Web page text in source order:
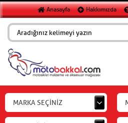
Anasayfa Hakkımızda
MARKA SEÇİNİZ